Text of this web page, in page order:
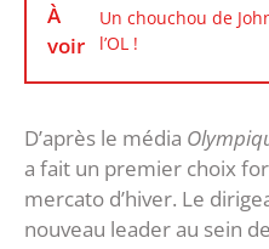
À
voir
Un chouchou de
l’OL !
D’après le média
a fait un premier choix
mercato d’hiver. Le
nouveau leader au sein